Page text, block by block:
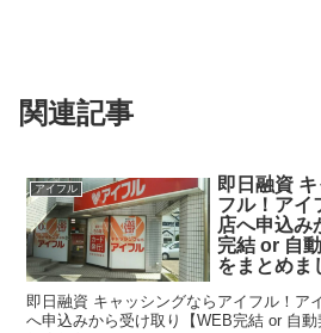
関連記事
アイフル
即日融資
フル！アイ
店へ申込み
完結 or 自
をまとめま
即日融資 キャッシングならアイフル！ア
へ申込みから受け取り【WEB完結 or 自